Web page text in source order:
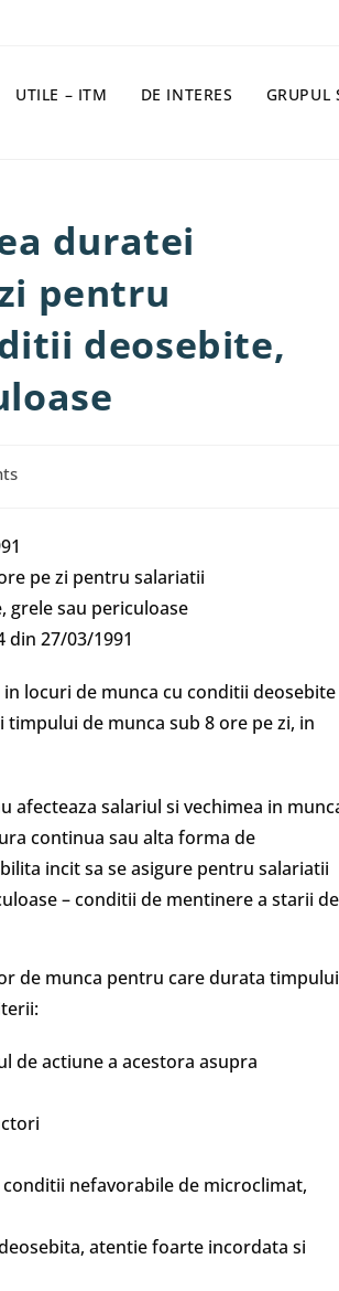
UTILE – ITM DE INTERES GRUPUL
duratei
pentru
deosebite,
pe zi pentru salariatii
grele sau periculoase
27/03/1991
locuri de munca cu conditii deosebite
de munca sub 8 ore pe zi, in
afecteaza salariul si vechimea in
continua sau alta forma de
incit sa se asigure pentru salariatii
– conditii de mentinere a starii de
de munca pentru care durata timpului
de actiune a acestora asupra
nefavorabile de microclimat,
atentie foarte incordata si